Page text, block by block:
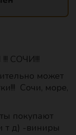
СОЧИ!!!
может
Сочи, море,
покупают
т д) -виниры